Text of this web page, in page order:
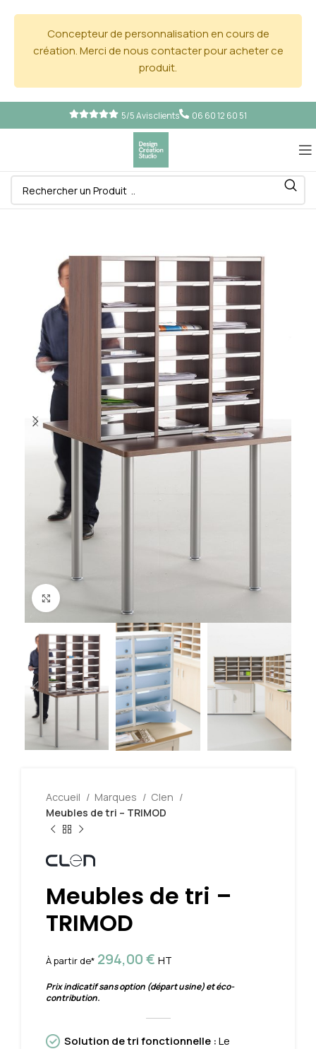
Concepteur de personnalisation en cours de
création. Merci de nous contacter pour acheter ce
produit.
5/5 Avis clients 06 60 12 60 51
Accueil Marques
Clen
Meubles de tri – TRIMOD
Meubles de tri –
TRIMOD
À partir de* 294,00€ HT
Prix indicatif sans option (départ usine) et éco-
contribution.
Solution de tri fonctionnelle :Le